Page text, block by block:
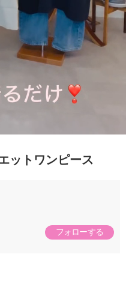
ットワンピース
フォローする